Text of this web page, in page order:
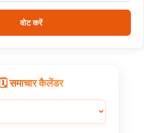
वोट करें
🗓️ समाचार कैलेंडर